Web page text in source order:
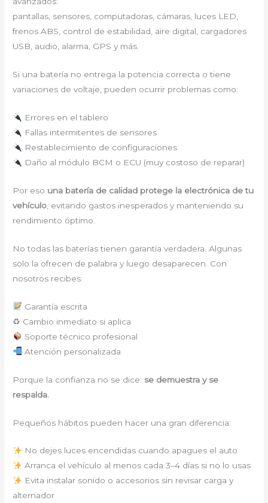
pantallas, sensores, computadoras, cámaras, luces LED,
frenos ABS, control de estabilidad, aire digital, cargadores
USB, audio, alarma, GPS y más.
Si una batería no entrega la potencia correcta o tiene
variaciones de voltaje, pueden ocurrir problemas como:
Errores en el tablero
Fallas intermitentes de sensores
Restablecimiento de configuraciones
Daño al módulo BCM o ECU (muy costoso de reparar)
Por eso una batería de calidad protege la electrónica de tu
vehículo , evitando gastos inesperados y manteniendo su
rendimiento óptimo.
No todas las baterías tienen garantía verdadera. Algunas
solo la ofrecen de palabra y luego desaparecen. Con
nosotros recibes:
Garantía escrita
♻ Cambio inmediato si aplica
Soporte técnico profesional
Atención personalizada
Porque la confianza no se dice: se demuestra y se
respalda.
Pequeños hábitos pueden hacer una gran diferencia:
No dejes luces encendidas cuando apagues el auto
Arranca el vehículo al menos cada 3–4 días si no lo usas
Evita instalar sonido o accesorios sin revisar carga y
alternador